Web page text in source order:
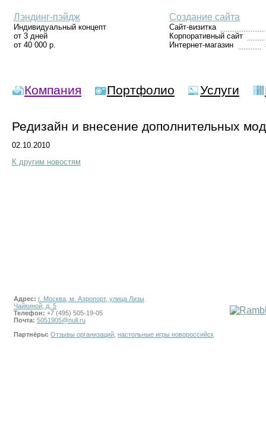
Лэндинг-пэйдж
Индивидуальный концепт
от 3 дней
от 40 000 р.
Создание сайта
Сайт-визитка
Корпоративный сайт
Интернет-магазин
Компания Портфолио Услуги
Редизайн и внесение дополнительных
02.10.2010
К другим новостям
Адрес: г. Москва, м. Аэропорт, улица Лизы
Чайкиной, д. 5
Телефон: +7 (495) 505-19-05
Почта: 5051905@null.ru
Партнёры: Отзывы организаций настольные игры новороссийск